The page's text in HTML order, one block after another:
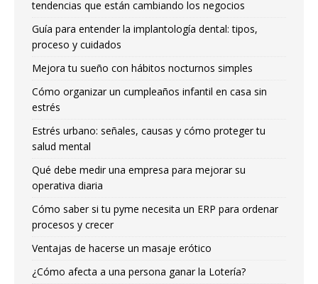
tendencias que están cambiando los negocios
Guía para entender la implantología dental: tipos,
proceso y cuidados
Mejora tu sueño con hábitos nocturnos simples
Cómo organizar un cumpleaños infantil en casa sin
estrés
Estrés urbano: señales, causas y cómo proteger tu
salud mental
Qué debe medir una empresa para mejorar su
operativa diaria
Cómo saber si tu pyme necesita un ERP para ordenar
procesos y crecer
Ventajas de hacerse un masaje erótico
¿Cómo afecta a una persona ganar la Lotería?